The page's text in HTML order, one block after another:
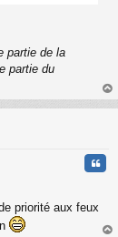
partie de la
partie du
au
priorité aux feux